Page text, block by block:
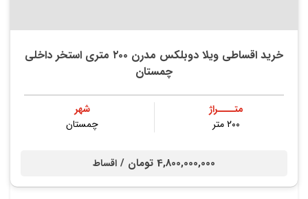
خرید اقساطی ویلا دوبلکس مدرن ۲۰۰ متری استخر داخلی
چمستان
متــــراژ
۲۰۰ متر
شهر
چمستان
4,800,000,000 تومان / اقساط